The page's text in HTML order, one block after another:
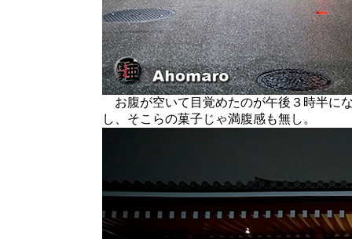
お腹が空いて目覚めたのが午後３時半に
し、そこらの菓子じゃ満腹感も無し。